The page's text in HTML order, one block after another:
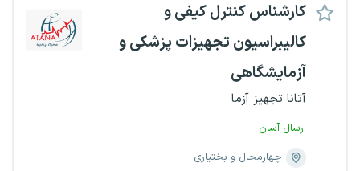
کارشناس کنترل کیفی و
کالیبراسیون تجهیزات پزشکی و
آزمایشگاهی
آتانا تجهیز آزما
ارسال آسان
چهارمحال و بختیاری